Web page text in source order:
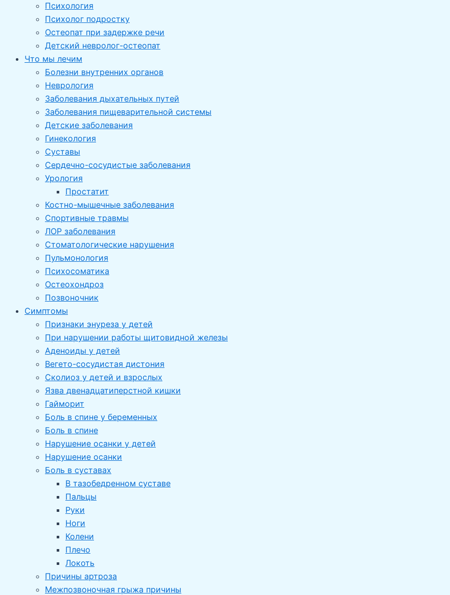
Психология
Психолог подростку
Остеопат при задержке речи
Детский невролог-остеопат
Что мы лечим
Болезни внутренних органов
Неврология
Заболевания дыхательных путей
Заболевания пищеварительной системы
Детские заболевания
Гинекология
Суставы
Сердечно-сосудистые заболевания
Урология
Простатит
Костно-мышечные заболевания
Спортивные травмы
ЛОР заболевания
Стоматологические нарушения
Пульмонология
Психосоматика
Остеохондроз
Позвоночник
Симптомы
Признаки энуреза у детей
При нарушении работы щитовидной железы
Аденоиды у детей
Вегето-сосудистая дистония
Сколиоз у детей и взрослых
Язва двенадцатиперстной кишки
Гайморит
Боль в спине у беременных
Боль в спине
Нарушение осанки у детей
Нарушение осанки
Боль в суставах
В тазобедренном суставе
Пальцы
Руки
Ноги
Колени
Плечо
Локоть
Причины артроза
Межпозвоночная грыжа причины